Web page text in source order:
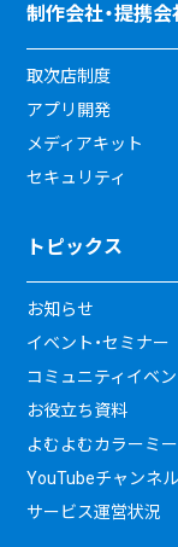
制作会社・提携
取次店制度
アプリ開発
メディアキット
セキュリティ
トピックス
お知らせ
イベント・セミナー
コミュニティイベ
お役立ち資料
よむよむカラーミー
YouTubeチャンネル
サービス運営状況